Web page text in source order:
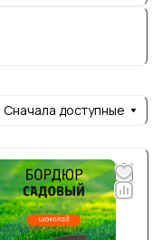
Сначала доступные